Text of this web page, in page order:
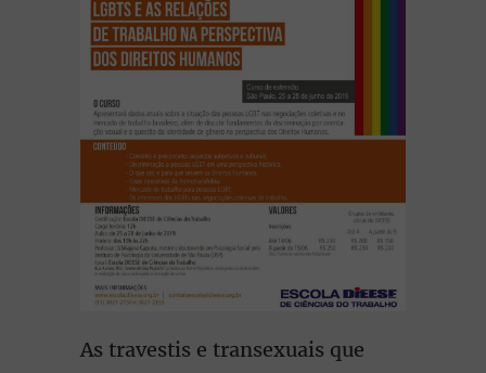
As travestis e transexuais que